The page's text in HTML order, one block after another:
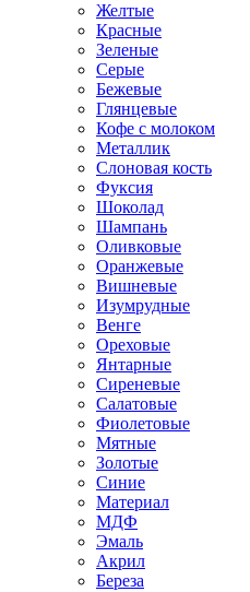
Желтые
Красные
Зеленые
Серые
Бежевые
Глянцевые
Кофе с молоком
Металлик
Слоновая кость
Фуксия
Шоколад
Шампань
Оливковые
Оранжевые
Вишневые
Изумрудные
Венге
Ореховые
Янтарные
Сиреневые
Салатовые
Фиолетовые
Мятные
Золотые
Синие
Материал
МДФ
Эмаль
Акрил
Береза